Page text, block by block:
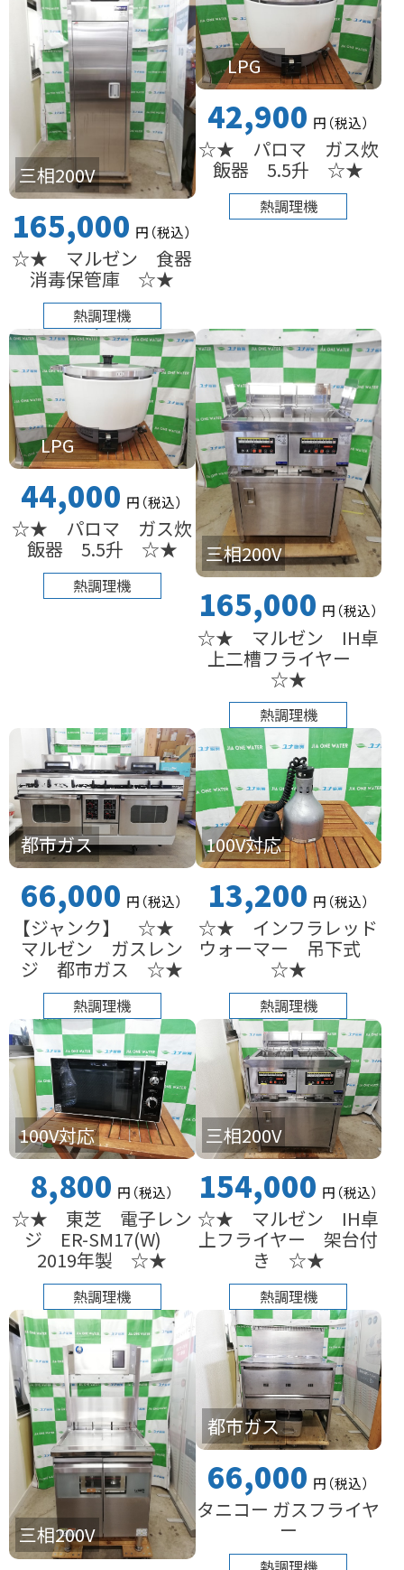
三相200V
165,000 円（税込）
☆★ マルゼン 食器
消毒保管庫 ☆★
熱調理機
LPG
42,900 円（税込）
☆★ パロマ ガス炊
飯器 5.5升 ☆★
熱調理機
LPG
44,000 円（税込）
☆★ パロマ ガス炊
飯器 5.5升 ☆★
熱調理機
三相200V
165,000 円（税込）
☆★ マルゼン IH卓
上二槽フライヤー
☆★
熱調理機
都市ガス
66,000 円（税込）
【ジャンク】 ☆★
マルゼン ガスレン
ジ 都市ガス ☆★
熱調理機
100V対応
13,200 円（税込）
☆★ インフラレッド
ウォーマー 吊下式
☆★
熱調理機
100V対応
8,800 円（税込）
☆★ 東芝 電子レン
ジ ER-SM17(W)
2019年製 ☆★
熱調理機
三相200V
154,000 円（税込）
☆★ マルゼン IH卓
上フライヤー 架台付
き ☆★
熱調理機
三相200V
都市ガス
66,000 円（税込）
タニコー ガスフライヤ
ー